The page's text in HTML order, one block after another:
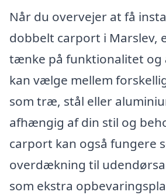
Når du overvejer at få
dobbelt carport i Marslev,
tænke på funktionalitet og
kan vælge mellem
som træ, stål eller
afhængig af din stil og
carport kan også fungere
overdækning til
som ekstra